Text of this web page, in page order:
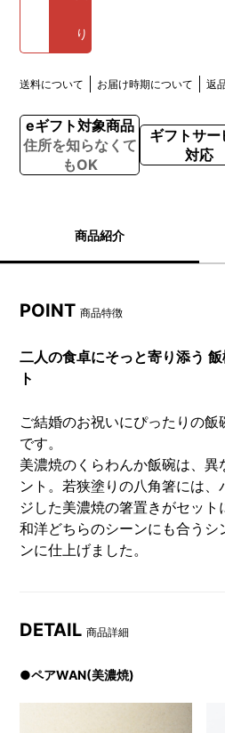
り
送料について お届け時期について 返
eギフト対象商品
住所を知らなくて
もOK
ギフトサー
対応
商品紹介
POINT商品特徴
二人の食卓にそっと寄り添う
ト
ご結婚のお祝いにぴったりの飯
です。
美濃焼のくらわんか飯碗は、
ント。若狭塗りの八角箸には
ジした美濃焼の箸置きがセット
和洋どちらのシーンにも合うシ
ンに仕上げました。
DETAIL商品詳細
●ペアWAN(美濃焼)